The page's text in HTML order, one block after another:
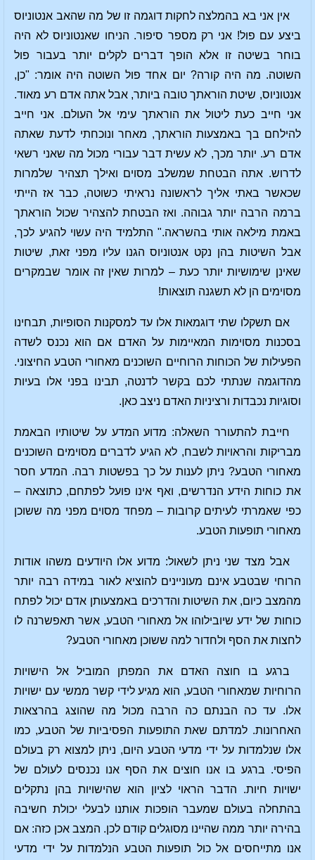
אין אני בא בהמלצה לחקות דוגמה זו של מה שהאב אנטוניוס
ביצע עם פול! אני רק מספר סיפור. הניחו שאנטוניוס לא היה
בוחר בשיטה זו אלא הופך דברים לקלים יותר בעבור פול
השוטה. מה היה קורה? יום אחד פול השוטה היה אומר: "כן,
אנטוניוס, שיטת הוראתך טובה ביותר, אבל אתה אדם רע מאוד.
אני חייב כעת ליטול את הוראתך עימי אל העולם. אני חייב
להילחם בך באמצעות הוראתך, מאחר ונוכחתי לדעת שאתה
אדם רע. יותר מכך, לא עשית דבר עבורי מכול מה שאני רשאי
לדרוש. אתה הבטחת שמשלב מסוים ואילך תצהיר שלמרות
שכאשר באתי אליך לראשונה נראיתי כשוטה, כבר אז הייתי
ברמה הרבה יותר גבוהה. ואז הבטחת להצהיר שכול הוראתך
באמת מילאה אותי בהשראה." התלמיד היה עשוי להגיע לכך,
אבל השיטות בהן נקט אנטוניוס הגנו עליו מפני זאת, שיטות
שאינן שימושיות יותר כעת – למרות שאין זה אומר שבמקרים
מסוימים הן לא תשגנה תוצאות!
אם תשקלו שתי דוגמאות אלו עד למסקנות הסופיות, תבחינו
בסכנות מסוימות המאיימות על האדם אם הוא נכנס לשדה
הפעילות של הכוחות הרוחיים השוכנים מאחורי הטבע החיצוני.
מהדוגמה שנתתי לכם בקשר לדנטה, תבינו בפני אלו בעיות
וסוגיות נכבדות ורציניות האדם ניצב כאן.
חייבת להתעורר השאלה: מדוע המדע על שיטותיו הבאמת
מבריקות והראויות לשבח, לא הגיע לדברים מסוימים השוכנים
מאחורי הטבע? ניתן לענות על כך בפשטות רבה. המדע חסר
את כוחות הידע הנדרשים, ואף אינו פועל לפתחם, כתוצאה –
כפי שאמרתי לעיתים קרובות – מפחד מסוים מפני מה ששוכן
מאחורי תופעות הטבע.
אבל מצד שני ניתן לשאול: מדוע אלו היודעים משהו אודות
הרוחי שבטבע אינם מעוניינים להוציא לאור במידה רבה יותר
מהמצב כיום, את השיטות והדרכים באמצעותן אדם יכול לפתח
כוחות של ידע שיובילוהו אל מאחורי הטבע, אשר תאפשרנה לו
לחצות את הסף ולחדור למה ששוכן מאחורי הטבע?
ברגע בו חוצה האדם את המפתן המוביל אל הישויות
הרוחיות שמאחורי הטבע, הוא מגיע לידי קשר ממשי עם ישויות
אלו. עד כה הבנתם כה הרבה מכול מה שהוצג בהרצאות
האחרונות. למדתם שאת התופעות הפסיביות של הטבע, כמו
אלו שנלמדות על ידי מדעי הטבע היום, ניתן למצוא רק בעולם
הפיסי. ברגע בו אנו חוצים את הסף אנו נכנסים לעולם של
ישויות חיות. הדבר הראוי לציון הוא שהישויות בהן נתקלים
בהתחלה בעולם שמעבר הופכות אותנו לבעלי יכולת חשיבה
בהירה יותר ממה שהיינו מסוגלים קודם לכן. המצב אכן כזה: אם
אנו מתייחסים אל כול תופעות הטבע הנלמדות על ידי מדעי